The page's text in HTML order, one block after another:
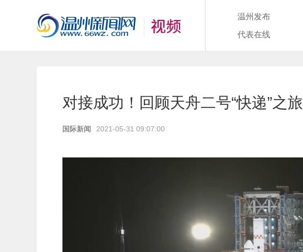
温州发布
代表在线
对接成功！回顾天舟二号“快递”之旅
国际新闻 2021-05-31 09:07:00